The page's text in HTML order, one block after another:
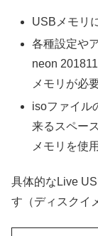
USBメモリ
各種設定や
neon
メモリが必
isoファイル
来るスペー
メモリを使
具体的なLive
す（ディスクイ